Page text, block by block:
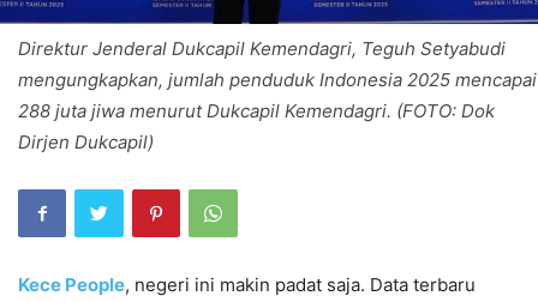
Direktur Jenderal Dukcapil Kemendagri, Teguh Setyabudi
mengungkapkan, jumlah penduduk Indonesia 2025 mencapai
288 juta jiwa menurut Dukcapil Kemendagri. (FOTO: Dok
Dirjen Dukcapil)
Kece People, negeri ini makin padat saja. Data terbaru